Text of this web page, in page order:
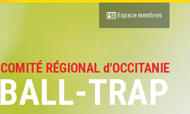
COMITÉ RÉGIONAL d'OCCITANIE
BALL-TRAP
Espace membres